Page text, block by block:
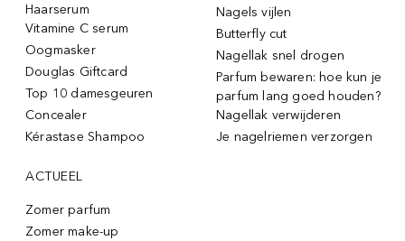
Haarserum
Vitamine C serum
Oogmasker
Douglas Giftcard
Top 10 damesgeuren
Concealer
Kérastase Shampoo
Nagels vijlen
Butterfly cut
Nagellak snel drogen
Parfum bewaren: hoe kun je
parfum lang goed houden?
Nagellak verwijderen
Je nagelriemen verzorgen
ACTUEEL
Zomer parfum
Zomer make-up